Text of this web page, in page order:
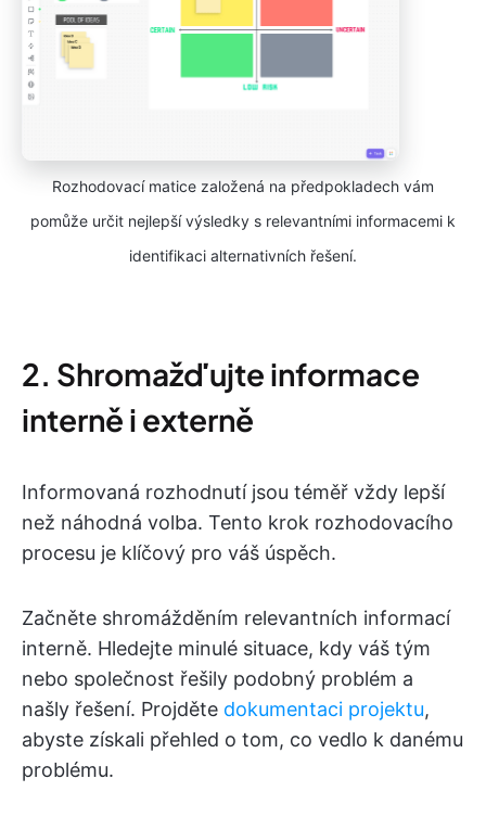
Rozhodovací matice založená na předpokladech vám
pomůže určit nejlepší výsledky s relevantními informacemi k
identifikaci alternativních řešení.
2. Shromažďujte informace
interně i externě
Informovaná rozhodnutí jsou téměř vždy lepší
než náhodná volba. Tento krok rozhodovacího
procesu je klíčový pro váš úspěch.
Začněte shromážděním relevantních informací
interně. Hledejte minulé situace, kdy váš tým
nebo společnost řešily podobný problém a
našly řešení. Projděte dokumentaci projektu,
abyste získali přehled o tom, co vedlo k danému
problému.